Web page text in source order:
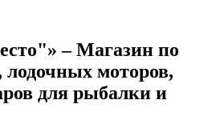
– Магазин по
лодочных моторов,
для рыбалки и